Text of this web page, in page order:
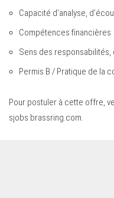
Capacité d’analyse,
Compétences financières
Sens des
Permis B / Pratique de la
Pour postuler à cette offre,
sjobs.brassring.com.